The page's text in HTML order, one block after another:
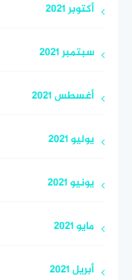
أكتوبر 2021
سبتمبر 2021
أغسطس 2021
يوليو 2021
يونيو 2021
مايو 2021
أبريل 2021